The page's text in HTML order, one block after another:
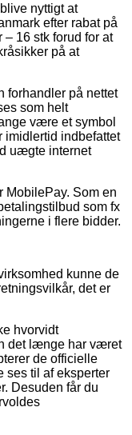
nyttigt at
efter rabat på
16 stk forud for at
på at
forhandler på nettet
som helt
være et symbol
imidlertid indbefattet
uægte internet
MobilePay. Som en
som fx
i flere bidder.
kunne de
det er
hvorvidt
det længe har været
de officielle
ses til af eksperter
Desuden får du